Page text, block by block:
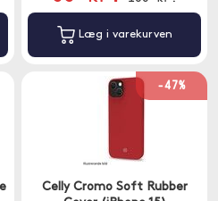
Læg i varekurven
-47%
Celly Cromo Soft Rubber